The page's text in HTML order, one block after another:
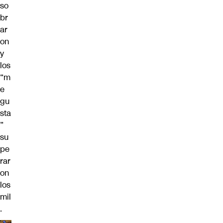
so
br
ar
on
y
los
“m
e
gu
sta
”
su
pe
rar
on
los
mil
.